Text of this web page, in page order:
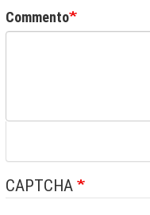
Commento
CAPTCHA